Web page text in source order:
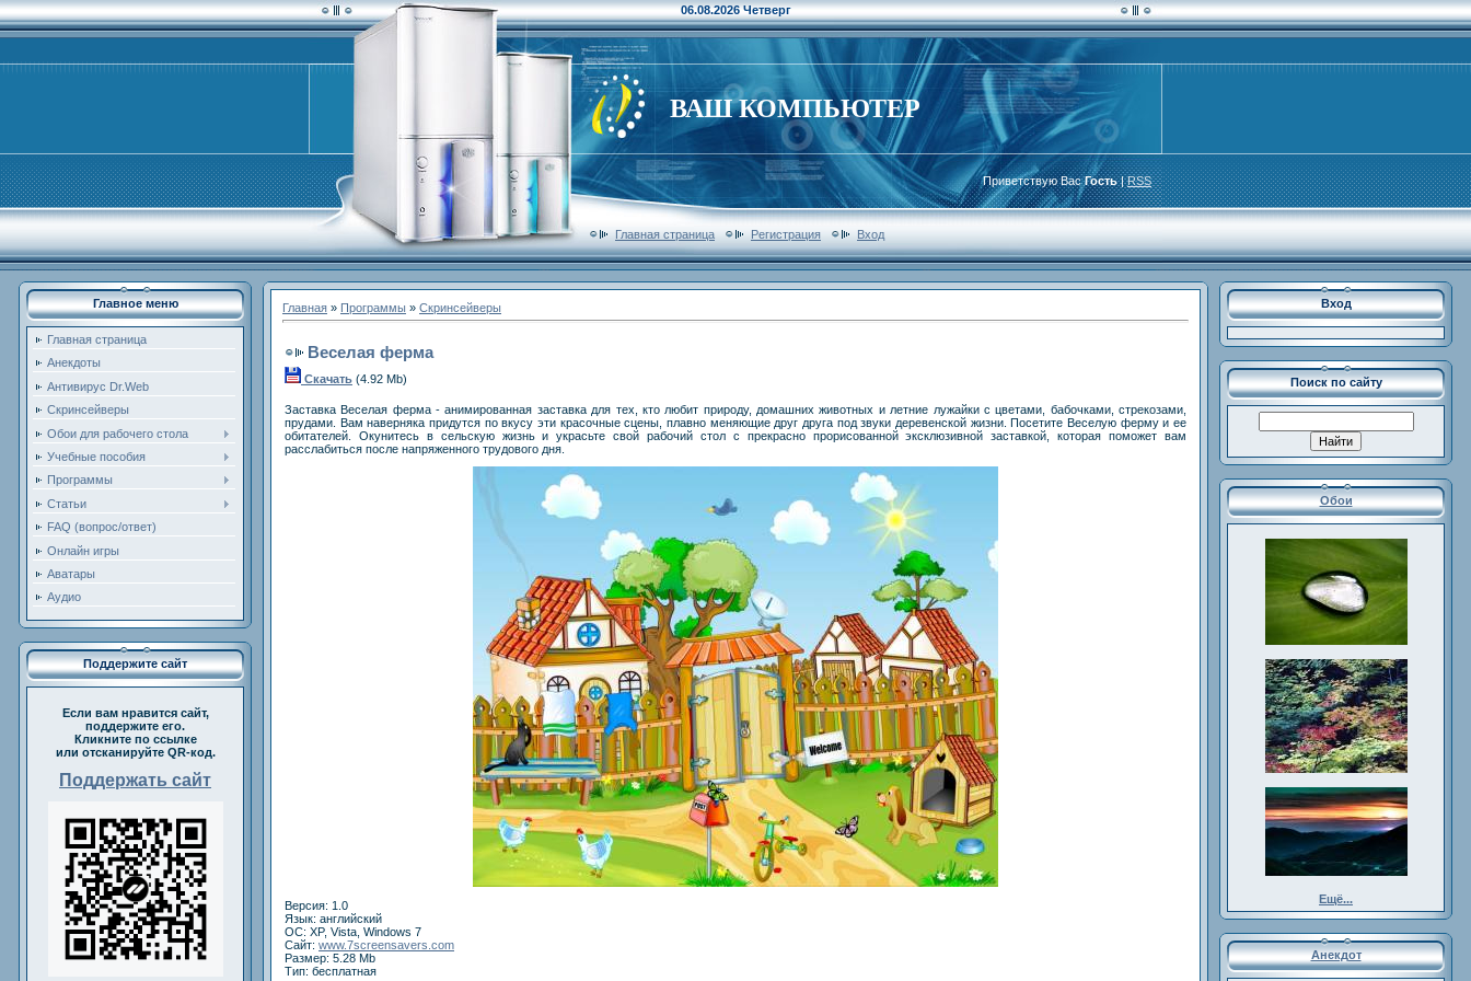
06.08.2026 Четверг
ВАШ КОМПЬЮТЕР
Приветствую ВасГость|RSS
Главная страница Регистрация Вход
Главное меню
Главная страница
Анекдоты
Антивирус Dr.Web
Скринсейверы
Обои для рабочего стола
Учебные пособия
Программы
Статьи
FAQ (вопрос/ответ)
Онлайн игры
Аватары
Аудио
Поддержите сайт
Если вам нравится сайт,
поддержите его.
Кликните по ссылке
или отсканируйте QR-код.
Поддержать сайт
Главная » Программы » Скринсейверы
Веселая ферма
Скачать (4.92 Mb)
Заставка Веселая ферма - анимированная заставка для тех, кто любит природу, домашних животных и летние лужайки с цветами, бабочками, стрекозами,
прудами. Вам наверняка придутся по вкусу эти красочные сцены, плавно меняющие друг друга под звуки деревенской жизни. Посетите Веселую ферму и ее
обитателей. Окунитесь в сельскую жизнь и украсьте свой рабочий стол с прекрасно прорисованной эксклюзивной заставкой, которая поможет вам
расслабиться после напряженного трудового дня.
Версия: 1.0
Язык: английский
OС: XP, Vista, Windows 7
Сайт: www.7screensavers.com
Размер: 5.28 Mb
Тип: бесплатная
Вход
Поиск по сайту
Обои
Ещё...
Анекдот